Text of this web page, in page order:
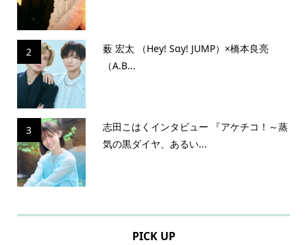
2
薮 宏太 （Hey! Sɑy! JUMP）×橋本良亮
（A.B...
3
志田こはくインタビュー 『アケチコ！～蒸
気の黒ダイヤ、あるい...
PICK UP